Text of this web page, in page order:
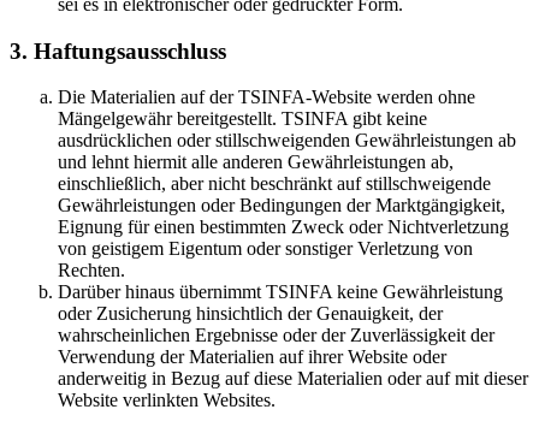
sei es in elektronischer oder gedruckter Form.
3. Haftungsausschluss
Die Materialien auf der TSINFA-Website werden ohne
Mängelgewähr bereitgestellt. TSINFA gibt keine
ausdrücklichen oder stillschweigenden Gewährleistungen ab
und lehnt hiermit alle anderen Gewährleistungen ab,
einschließlich, aber nicht beschränkt auf stillschweigende
Gewährleistungen oder Bedingungen der Marktgängigkeit,
Eignung für einen bestimmten Zweck oder Nichtverletzung
von geistigem Eigentum oder sonstiger Verletzung von
Rechten.
Darüber hinaus übernimmt TSINFA keine Gewährleistung
oder Zusicherung hinsichtlich der Genauigkeit, der
wahrscheinlichen Ergebnisse oder der Zuverlässigkeit der
Verwendung der Materialien auf ihrer Website oder
anderweitig in Bezug auf diese Materialien oder auf mit dieser
Website verlinkten Websites.